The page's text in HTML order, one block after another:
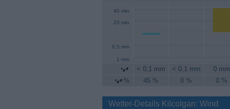
20 min
40 min
0.5 mm
1 mm
< 0,1 mm < 0,1 mm 0 mm
%
45 % 0 % 0 %
Wetter-Details Kilcolgan: Wind